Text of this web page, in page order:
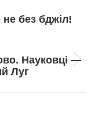
без бджіл!
Науковці —
Луг